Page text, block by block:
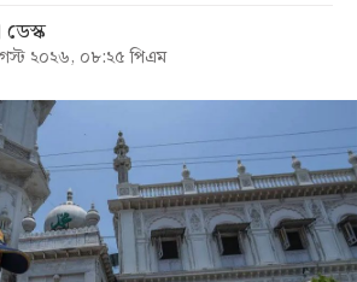
২০২৬, ০৮:২৫ পিএম